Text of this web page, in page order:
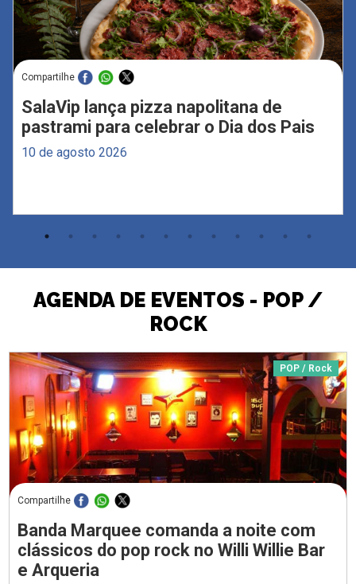
Compartilhe
SalaVip lança pizza napolitana de
pastrami para celebrar o Dia dos Pais
10 de agosto 2026
AGENDA DE EVENTOS - POP /
ROCK
POP / Rock
Compartilhe
Banda Marquee comanda a noite com
clássicos do pop rock no Willi Willie Bar
e Arqueria